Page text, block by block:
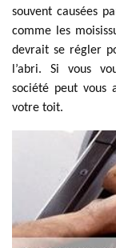
souvent causées
comme les
devrait se régler
l’abri. Si vous
société peut vous
votre toit.